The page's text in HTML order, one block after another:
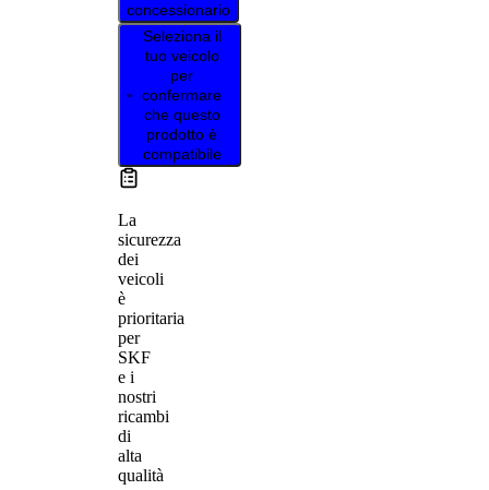
concessionario
Seleziona il
tuo veicolo
per
confermare
che questo
prodotto è
compatibile
La
sicurezza
dei
veicoli
è
prioritaria
per
SKF
e i
nostri
ricambi
di
alta
qualità